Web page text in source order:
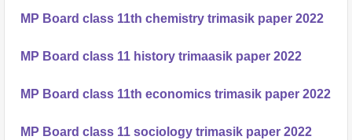
MP Board class 11th chemistry trimasik paper 2022
MP Board class 11 history trimaasik paper 2022
MP Board class 11th economics trimasik paper 2022
MP Board class 11 sociology trimasik paper 2022